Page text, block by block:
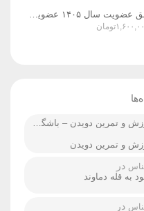
حق عضویت سال ۱۴۰۵ عضویت رسمی پایه ۳
تومان
آموزش و تمرین دویدن – باشگاه کوهنوردی ردپا شیراز
و تمرین دویدن
در
به قله دماوند
در